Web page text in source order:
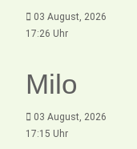
03 August, 2026
17:26 Uhr
Milo
03 August, 2026
17:15 Uhr